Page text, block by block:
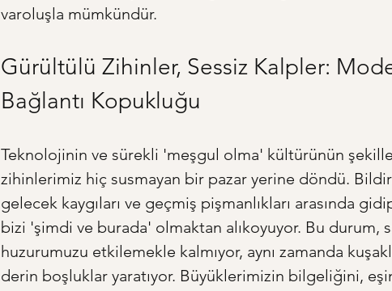
varoluşla mümkündür.
Gürültülü Zihinler, Sessiz Kalpler:
Bağlantı Kopukluğu
Teknolojinin ve sürekli 'meşgul olma' kültürünün
zihinlerimiz hiç susmayan bir pazar yerine döndü.
gelecek kaygıları ve geçmiş pişmanlıkları arasında
bizi 'şimdi ve burada' olmaktan alıkoyuyor. Bu durum,
huzurumuzu etkilemekle kalmıyor, aynı zamanda
derin boşluklar yaratıyor. Büyüklerimizin bilgeliğini,